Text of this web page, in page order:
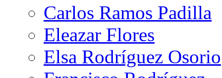
Carlos Ramos Padilla
Eleazar Flores
Elsa Rodríguez Osorio